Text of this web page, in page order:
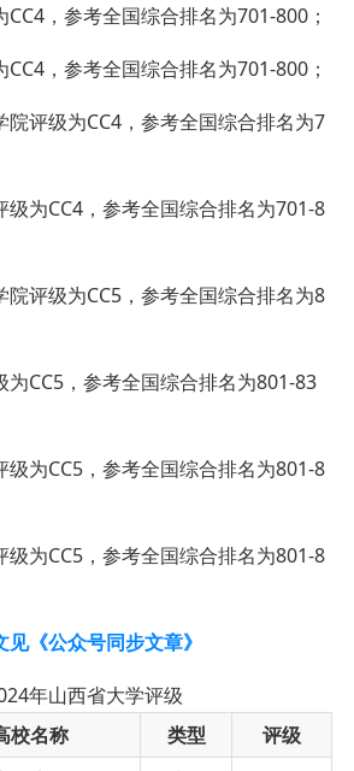
CC4，参考全国综合排名为701-800；
，参考全国综合排名为701-800；
院评级为CC4，参考全国综合排名为7
级为CC4，参考全国综合排名为701-8
院评级为CC5，参考全国综合排名为8
为CC5，参考全国综合排名为801-83
级为CC5，参考全国综合排名为801-8
级为CC5，参考全国综合排名为801-8
见《公众号同步文章》
年山西省大学评级
校名称 类型
评级